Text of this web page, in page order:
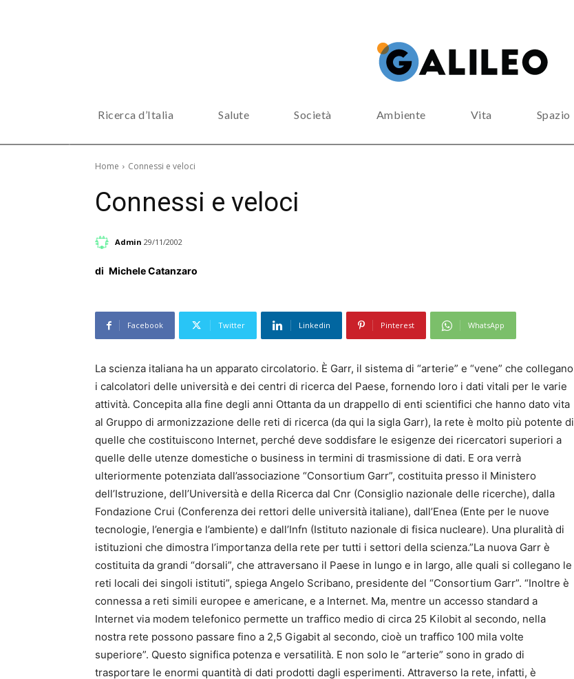
Ricerca d’Italia Salute Società Ambiente Vita Spazio
Home Connessi e veloci
Connessi e veloci
Admin 29/11/2002
di Michele Catanzaro
Facebook Twitter Linkedin Pinterest WhatsApp
La scienza italiana ha un apparato circolatorio. È Garr, il sistema di “arterie” e “vene” che collegano
i calcolatori delle università e dei centri di ricerca del Paese, fornendo loro i dati vitali per le varie
attività. Concepita alla fine degli anni Ottanta da un drappello di enti scientifici che hanno dato vita
al Gruppo di armonizzazione delle reti di ricerca (da qui la sigla Garr), la rete è molto più potente di
quelle che costituiscono Internet, perché deve soddisfare le esigenze dei ricercatori superiori a
quelle delle utenze domestiche o business in termini di trasmissione di dati. E ora verrà
ulteriormente potenziata dall’associazione “Consortium Garr”, costituita presso il Ministero
dell’Istruzione, dell’Università e della Ricerca dal Cnr (Consiglio nazionale delle ricerche), dalla
Fondazione Crui (Conferenza dei rettori delle università italiane), dall’Enea (Ente per le nuove
tecnologie, l’energia e l’ambiente) e dall’Infn (Istituto nazionale di fisica nucleare). Una pluralità di
istituzioni che dimostra l’importanza della rete per tutti i settori della scienza.”La nuova Garr è
costituita da grandi “dorsali”, che attraversano il Paese in lungo e in largo, alle quali si collegano le
reti locali dei singoli istituti”, spiega Angelo Scribano, presidente del “Consortium Garr”. “Inoltre è
connessa a reti simili europee e americane, e a Internet. Ma, mentre un accesso standard a
Internet via modem telefonico permette un traffico medio di circa 25 Kilobit al secondo, nella
nostra rete possono passare fino a 2,5 Gigabit al secondo, cioè un traffico 100 mila volte
superiore”. Questo significa potenza e versatilità. E non solo le “arterie” sono in grado di
trasportare le enormi quantità di dati prodotti dagli esperimenti. Attraverso la rete, infatti, è